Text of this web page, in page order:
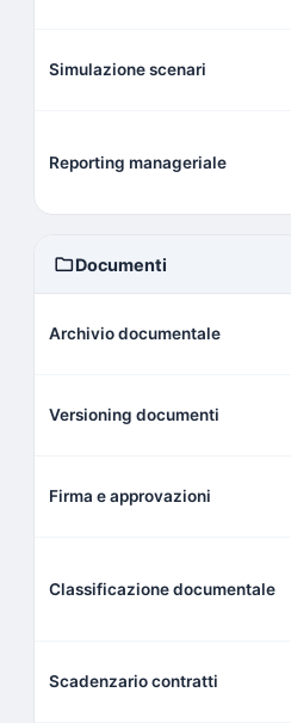
Simulazione scenari
Reporting manageriale
folderDocumenti
Archivio documentale
Versioning documenti
Firma e approvazioni
Classificazione documentale
Scadenzario contratti